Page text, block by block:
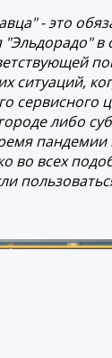
- это
"Эльдорадо"
ситуаций,
сервисного
либо
во всех